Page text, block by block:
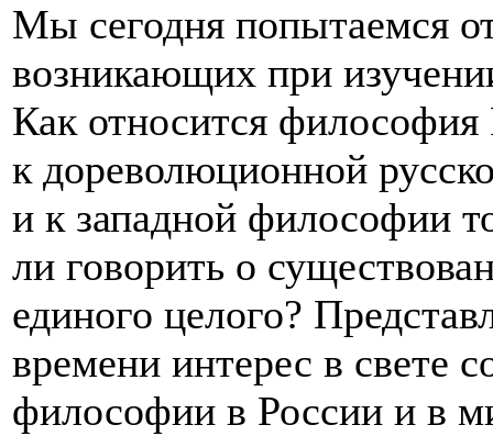
Мы сегодня попытаемся
возникающих при
Как относится
к дореволюционной
и к западной философии
ли говорить о
единого целого?
времени интерес в свете
философии в России и в